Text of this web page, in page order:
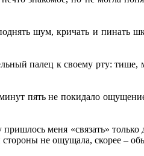
шум, кричать и пинать
палец к своему рту:
пять не покидало
меня «связать» только
стороны не ощущала, скорее –